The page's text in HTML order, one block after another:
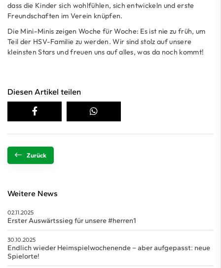
dass die Kinder sich wohlfühlen, sich entwickeln und erste
Freundschaften im Verein knüpfen.
Die Mini-Minis zeigen Woche für Woche: Es ist nie zu früh, um
Teil der HSV-Familie zu werden. Wir sind stolz auf unsere
kleinsten Stars und freuen uns auf alles, was da noch kommt!
Diesen Artikel teilen
Zurück
Weitere News
02.11.2025
Erster Auswärtssieg für unsere #herren1
30.10.2025
Endlich wieder Heimspielwochenende – aber aufgepasst: neue
Spielorte!